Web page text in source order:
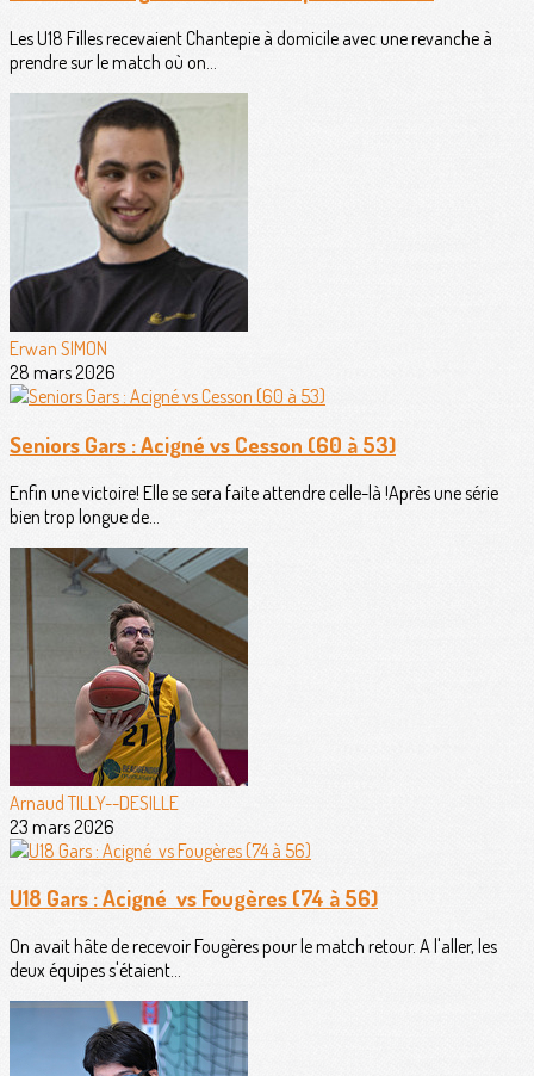
Les U18 Filles recevaient Chantepie à domicile avec une revanche à
prendre sur le match où on...
Erwan SIMON
28 mars 2026
Seniors Gars : Acigné vs Cesson (60 à 53)
Enfin une victoire! Elle se sera faite attendre celle-là !Après une série
bien trop longue de...
Arnaud TILLY--DESILLE
23 mars 2026
U18 Gars : Acigné vs Fougères (74 à 56)
On avait hâte de recevoir Fougères pour le match retour. A l'aller, les
deux équipes s'étaient...